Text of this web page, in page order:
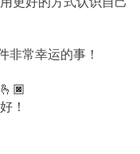
非常幸运的事！
！